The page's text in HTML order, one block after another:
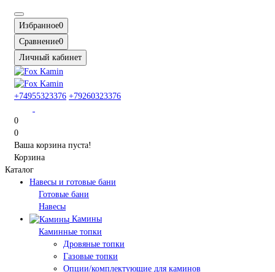
Избранное0
Сравнение0
Личный кабинет
+74955323376 +79260323376
0
0
Ваша корзина пуста!
Корзина
Каталог
Навесы и готовые бани
Готовые бани
Навесы
Камины
Каминные топки
Дровяные топки
Газовые топки
Опции/комплектующие для каминов